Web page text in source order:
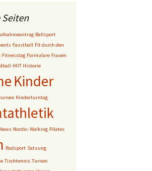
Seiten
Ballsport
Faustball Fit durch den
Fitnesstag Formulare Frauen
HIIT Historie
Kinder
Kinderturntag
News Nordic- Walking Pilates
Radsport Satzung
Tischtennis Turnen